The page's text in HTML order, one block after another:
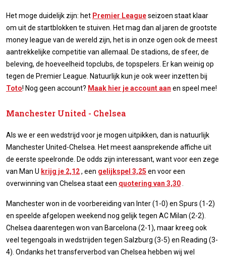
Het moge duidelijk zijn: het Premier Leagueseizoen staat klaar
om uit de startblokken te stuiven. Het mag dan al jaren de grootste
money league van de wereld zijn, het is in onze ogen ook de meest
aantrekkelijke competitie van allemaal. De stadions, de sfeer, de
beleving, de hoeveelheid topclubs, de topspelers. Er kan weinig op
tegen de Premier League. Natuurlijk kun je ook weer inzetten bij
Toto! Nog geen account? Maak hier je account aan en speel mee!
Manchester United - Chelsea
Als we er een wedstrijd voor je mogen uitpikken, dan is natuurlijk
Manchester United-Chelsea. Het meest aansprekende affiche uit
de eerste speelronde. De odds zijn interessant, want voor een zege
van Man U krijg je 2,12, een gelijkspel 3,25 en voor een
overwinning van Chelsea staat een quotering van 3,30
Manchester won in de voorbereiding van Inter (1-0) en Spurs (1-2)
en speelde afgelopen weekend nog gelijk tegen AC Milan (2-2).
Chelsea daarentegen won van Barcelona (2-1), maar kreeg ook
veel tegengoals in wedstrijden tegen Salzburg (3-5) en Reading (3-
4). Ondanks het transferverbod van Chelsea hebben wij wel